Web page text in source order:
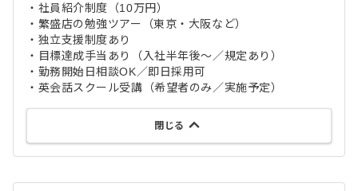
・社員紹介制度（10万円）
・繁盛店の勉強ツアー（東京・大阪など）
・独立支援制度あり
・目標達成手当あり（入社半年後〜／規定あり）
・勤務開始日相談OK／即日採用可
・英会話スクール受講（希望者のみ／実施予定）
閉じる